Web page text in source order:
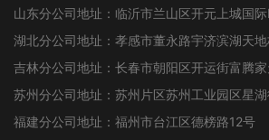
山东分公司地址：临沂市兰山区开元上城国际
湖北分公司地址：孝感市董永路宇济滨湖天
吉林分公司地址：长春市朝阳区开运街富腾
苏州分公司地址：苏州片区苏州工业园区星
福建分公司地址：福州市台江区德榜路12号